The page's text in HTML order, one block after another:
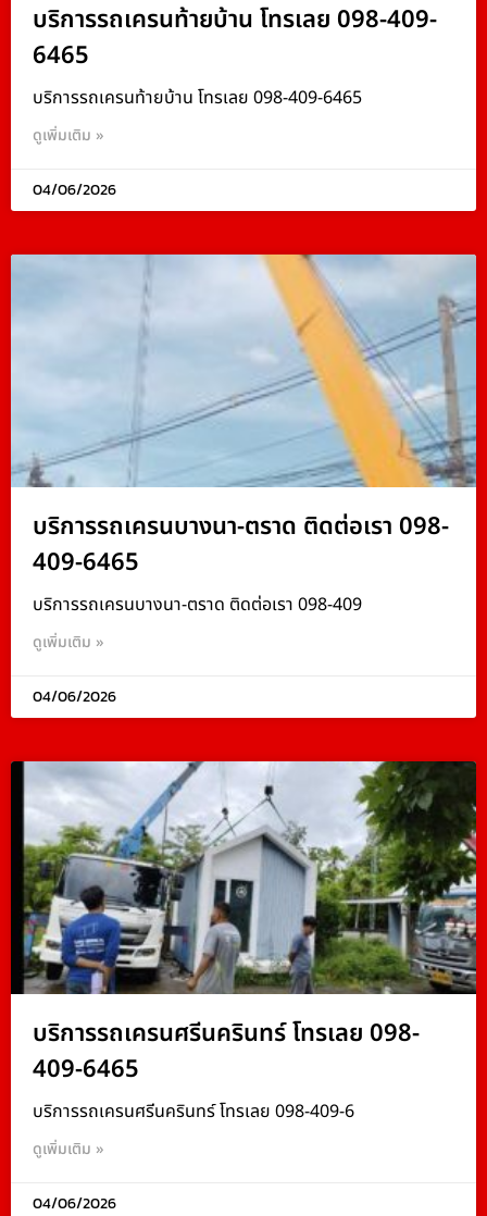
บริการรถเครนท้ายบ้าน โทรเลย 098-409-
6465
บริการรถเครนท้ายบ้าน โทรเลย 098-409-6465
ดูเพิ่มเติม »
04/06/2026
บริการรถเครนบางนา-ตราด ติดต่อเรา 098-
409-6465
บริการรถเครนบางนา-ตราด ติดต่อเรา 098-409
ดูเพิ่มเติม »
04/06/2026
บริการรถเครนศรีนครินทร์ โทรเลย 098-
409-6465
บริการรถเครนศรีนครินทร์ โทรเลย 098-409-6
ดูเพิ่มเติม »
04/06/2026